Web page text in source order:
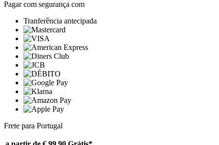
Pagar com segurança com
Tranferência antecipada
Frete para Portugal